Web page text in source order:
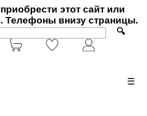
этот сайт или
Телефоны внизу страницы.
🔍
☰